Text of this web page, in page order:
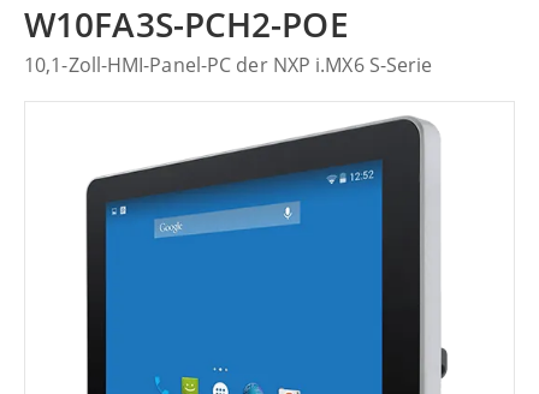
W10FA3S-PCH2-POE
10,1-Zoll-HMI-Panel-PC der NXP i.MX6 S-Serie